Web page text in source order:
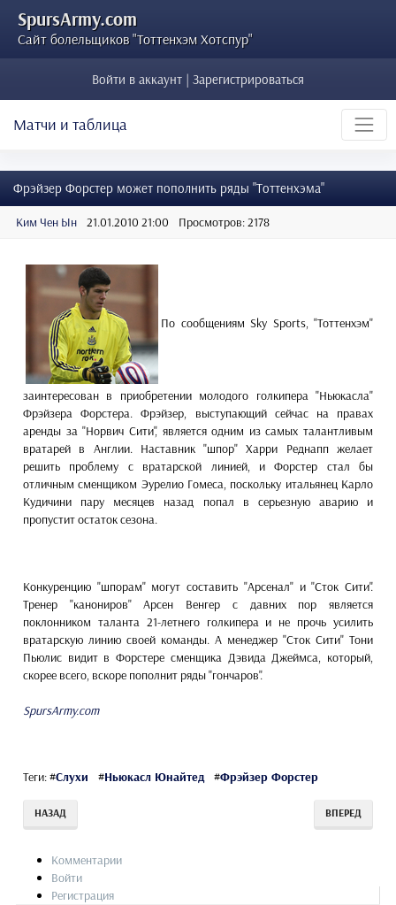
SpursArmy.com
Сайт болельщиков "Тоттенхэм Хотспур"
Войти в аккаунт | Зарегистрироваться
Матчи и таблица
Фрэйзер Форстер может пополнить ряды "Тоттенхэма"
Ким Чен Ын 21.01.2010 21:00 Просмотров: 2178
По сообщениям Sky Sports, "Тоттенхэм"
заинтересован в приобретении молодого голкипера "Ньюкасла"
Фрэйзера Форстера. Фрэйзер, выступающий сейчас на правах
аренды за "Норвич Сити", является одним из самых талантливым
вратарей в Англии. Наставник "шпор" Харри Реднапп желает
решить проблему с вратарской линией, и Форстер стал бы
отличным сменщиком Эурелио Гомеса, поскольку итальянец Карло
Кудичини пару месяцев назад попал в серьезную аварию и
пропустит остаток сезона.
Конкуренцию "шпорам" могут составить "Арсенал" и "Сток Сити".
Тренер "канониров" Арсен Венгер с давних пор является
поклонником таланта 21-летнего голкипера и не прочь усилить
вратарскую линию своей команды. А менеджер "Сток Сити" Тони
Пьюлис видит в Форстере сменщика Дэвида Джеймса, который,
скорее всего, вскоре пополнит ряды "гончаров".
SpursArmy.com
Теги:#Слухи #Ньюкасл Юнайтед #Фрэйзер Форстер
НАЗАД ВПЕРЕД
Комментарии
Войти
Регистрация